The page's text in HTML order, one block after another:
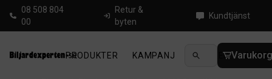
08 508 804
00
Retur &
byten
Kundtjänst
PRODUKTER KAMPANJ NYHETER